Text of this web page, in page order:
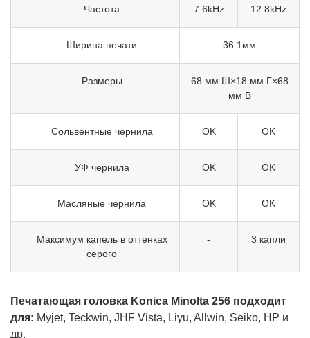
Частота 7.6kHz 12.8kHz
Ширина печати 36.1мм
Размеры
68 мм Ш×18 мм Г×68
мм В
Сольвентные чернила OK OK
УФ чернила OK OK
Масляные чернила OK OK
Максимум капель в оттенках
серого
- 3 капли
Печатающая головка Konica Minolta 256 подходит
для: Myjet, Teckwin, JHF Vista, Liyu, Allwin, Seiko, HP и
др.